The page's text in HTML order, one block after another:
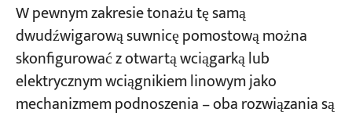
Która opcja jest lepsza?
Klasa pracy i intensywność operacyjna
Porównanie wag (nośność 16 ton, rozpiętość
16 metrów)
W pewnym zakresie tonażu tę samą
dwudźwigarową suwnicę pomostową można
skonfigurować z otwartą wciągarką lub
elektrycznym wciągnikiem linowym jako
mechanizmem podnoszenia – oba rozwiązania są